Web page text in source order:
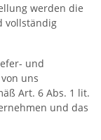
werden die
vollständig
und
uns
Art. 6 Abs. 1 lit.
und das